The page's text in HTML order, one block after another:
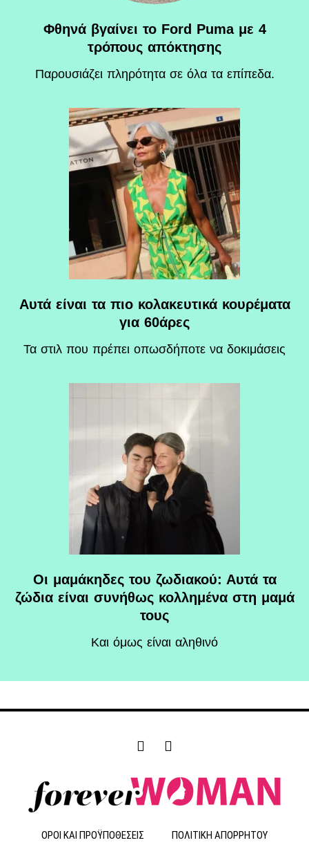
Φθηνά βγαίνει το Ford Puma με 4
τρόπους απόκτησης
Παρουσιάζει πληρότητα σε όλα τα επίπεδα.
Αυτά είναι τα πιο κολακευτικά κουρέματα
για 60άρες
Τα στιλ που πρέπει οπωσδήποτε να δοκιμάσεις
Οι μαμάκηδες του ζωδιακού: Αυτά τα
ζώδια είναι συνήθως κολλημένα στη μαμά
τους
Και όμως είναι αληθινό
F
e
b
o
k
I
t
a
r
a
ΟΡΟΙ ΚΑΙ ΠΡΟΫΠΟΘΕΣΕΙΣ ΠΟΛΙΤΙΚΗ ΑΠΟΡΡΗΤΟΥ